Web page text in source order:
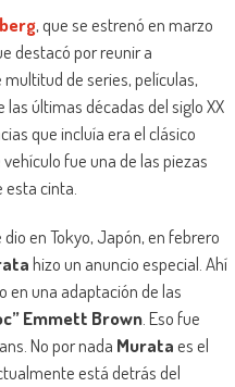
, que se estrenó en marzo
destacó por reunir a
de series, películas,
últimas décadas del siglo XX
que incluía era el clásico
vehículo fue una de las piezas
cinta.
en Tokyo, Japón, en febrero
hizo un anuncio especial. Ahí
en una adaptación de las
Emmett Brown. Eso fue
No por nada Murataes el
está detrás del